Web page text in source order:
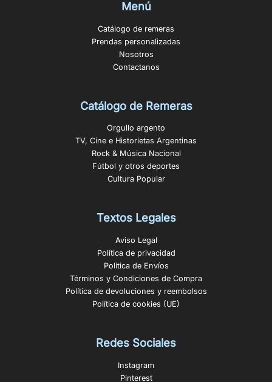
Menú
Catálogo de remeras
Prendas personalizadas
Nosotros
Contactanos
Catálogo de Remeras
Orgullo argento
TV, Cine e Historietas Argentinas
Rock & Música Nacional
Fútbol y otros deportes
Cultura Popular
Textos Legales
Aviso Legal
Política de privacidad
Política de Envíos
Términos y Condiciones de Compra
Política de devoluciones y reembolsos
Política de cookies (UE)
Redes Sociales
Instagram
Pinterest